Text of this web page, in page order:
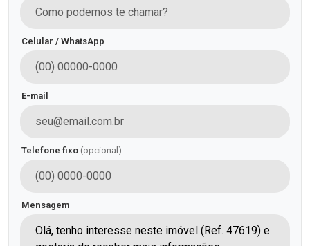
Celular / WhatsApp
E-mail
Telefone fixo (opcional)
Mensagem